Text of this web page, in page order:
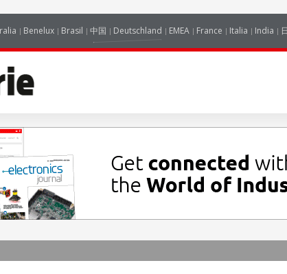
Benelux Brasil 中国 Deutschland EMEA France Italia India